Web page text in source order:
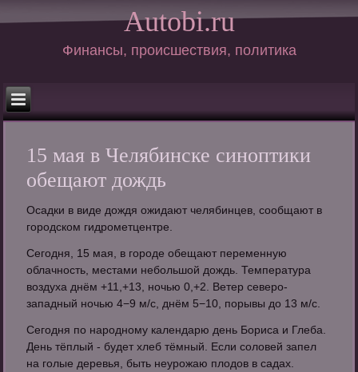
Autobi.ru
Финансы, происшествия, политика
15 мая в Челябинске синоптики
обещают дождь
Осадки в виде дождя ожидают челябинцев, сообщают в
городском гидрометцентре.
Сегодня, 15 мая, в городе обещают переменную
облачность, местами небольшой дождь. Температура
воздуха днём +11,+13, ночью 0,+2. Ветер северо-
западный ночью 4−9 м/с, днём 5−10, порывы до 13 м/с.
Сегодня по народному календарю день Бориса и Глеба.
День тёплый - будет хлеб тёмный. Если соловей запел
на голые деревья, быть неурожаю плодов в садах.